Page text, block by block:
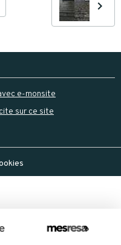
e-monsite
sur ce site